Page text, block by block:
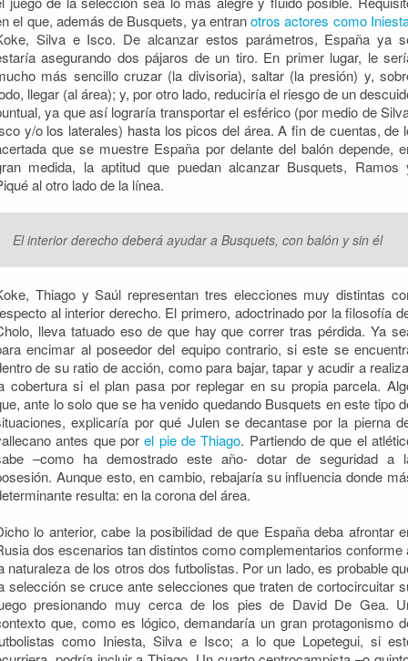
el que, además de Busquets, ya entranotros actores como
Silva e Isco. De alcanzar estos parámetros, España ya
asegurando dos pájaros de un tiro. En primer lugar, le
más sencillo cruzar (la divisoria), saltar (la presión) y,
llegar (al área); y, por otro lado, reduciría el riesgo de un
ya que así lograría transportar el esférico (por medio de
y/o los laterales) hasta los picos del área. A fin de cuentas, de
que se muestre España por delante del balón depende,
medida, la aptitud que puedan alcanzar Busquets, Ramos
al otro lado de la línea.
El interior derecho deberá ayudar a Busquets, con balón y sin él
Thiago y Saúl representan tres elecciones muy distintas
al interior derecho. El primero, adoctrinado por la filosofía
lleva tatuado eso de que hay que correr tras pérdida. Ya
encimar al poseedor del equipo contrario, si este se
de su ratio de acción, como para bajar, tapar y acudir a
cobertura si el plan pasa por replegar en su propia parcela.
ante lo solo que se ha venido quedando Busquets en este tipo
explicaría por qué Julen se decantase por la pierna
antes que porel pie de Thiago. Partiendo de que el
–como ha demostrado este año- dotar de seguridad a
Aunque esto, en cambio, rebajaría su influencia donde
resulta: en la corona del área.
lo anterior, cabe la posibilidad de que España deba afrontar
dos escenarios tan distintos como complementarios conforme
naturaleza de los otros dos futbolistas. Por un lado, es probable
selección se cruce ante selecciones que traten de cortocircuitar
presionando muy cerca de los pies de David De Gea.
que, como es lógico, demandaría un gran protagonismo
como Iniesta, Silva e Isco; a lo que Lopetegui, si